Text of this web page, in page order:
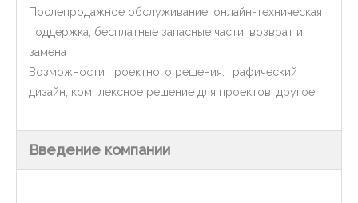
Послепродажное обслуживание: онлайн-техническая
поддержка, бесплатные запасные части, возврат и
замена
Возможности проектного решения: графический
дизайн, комплексное решение для проектов, другое.
Введение компании